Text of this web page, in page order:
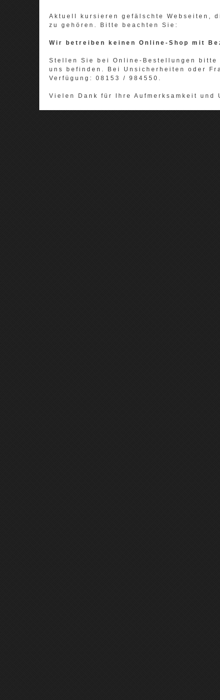
Aktuell kursieren gefälschte Webseiten,
zu gehören. Bitte beachten Sie:
Wir betreiben keinen Online-Shop mit
Stellen Sie bei Online-Bestellungen
uns befinden. Bei Unsicherheiten oder
Verfügung: 08153 / 984550.
Vielen Dank für Ihre Aufmerksamkeit und